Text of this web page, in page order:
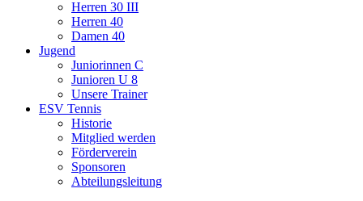
Herren 30 III
Herren 40
Damen 40
Jugend
Juniorinnen C
Junioren U 8
Unsere Trainer
ESV Tennis
Historie
Mitglied werden
Förderverein
Sponsoren
Abteilungsleitung